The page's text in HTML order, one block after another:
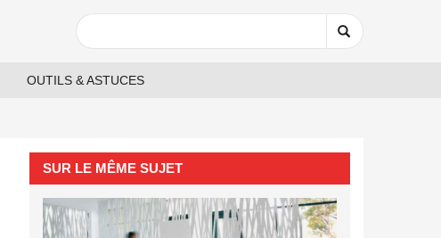
OUTILS & ASTUCES
SUR LE MÊME SUJET